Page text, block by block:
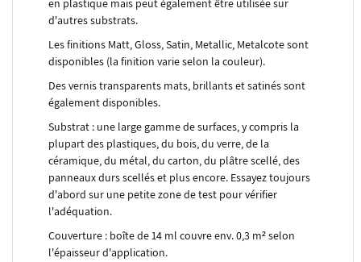
en plastique mais peut également être utilisée sur
d'autres substrats.
Les finitions Matt, Gloss, Satin, Metallic, Metalcote sont
disponibles (la finition varie selon la couleur).
Des vernis transparents mats, brillants et satinés sont
également disponibles.
Substrat : une large gamme de surfaces, y compris la
plupart des plastiques, du bois, du verre, de la
céramique, du métal, du carton, du plâtre scellé, des
panneaux durs scellés et plus encore. Essayez toujours
d'abord sur une petite zone de test pour vérifier
l'adéquation.
Couverture : boîte de 14 ml couvre env. 0,3 m² selon
l'épaisseur d'application.